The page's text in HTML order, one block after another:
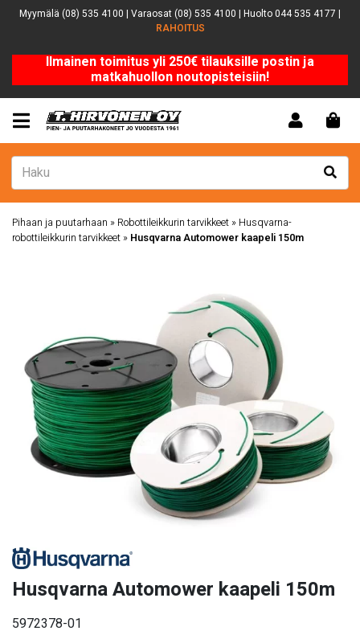
Myymälä (08) 535 4100 | Varaosat (08) 535 4100 | Huolto 044 535 4177 |
RAHOITUS
Ilmainen toimitus yli 250€ tilauksille postin ja
matkahuollon noutopisteisiin!
Pihaan ja puutarhaan » Robottileikkurin tarvikkeet » Husqvarna-
robottileikkurin tarvikkeet » Husqvarna Automower kaapeli 150m
Husqvarna Automower kaapeli 150m
5972378-01